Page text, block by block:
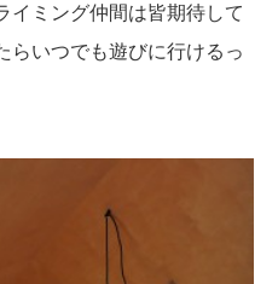
イミング仲間は皆期待して
らいつでも遊びに行けるっ